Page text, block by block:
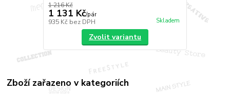
1 216 Kč
1 131 Kč/pár
935 Kč bez DPH Skladem
Zvolit variantu
Zboží zařazeno v kategoriích